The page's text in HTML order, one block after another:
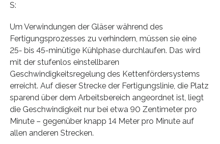
S:
Um Verwindungen der Gläser während des
Fertigungsprozesses zu verhindern, müssen sie eine
25- bis 45-minütige Kühlphase durchlaufen. Das wird
mit der stufenlos einstellbaren
Geschwindigkeitsregelung des Kettenfördersystems
erreicht. Auf dieser Strecke der Fertigungslinie, die Platz
sparend über dem Arbeitsbereich angeordnet ist, liegt
die Geschwindigkeit nur bei etwa 90 Zentimeter pro
Minute – gegenüber knapp 14 Meter pro Minute auf
allen anderen Strecken.